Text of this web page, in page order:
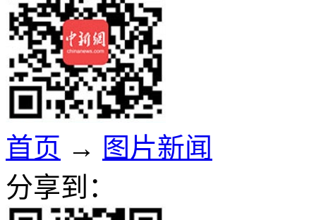
首页 → 图片新闻
分享到：